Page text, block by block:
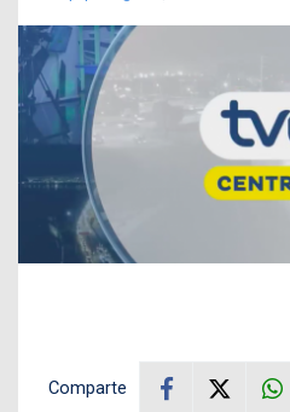
Comparte